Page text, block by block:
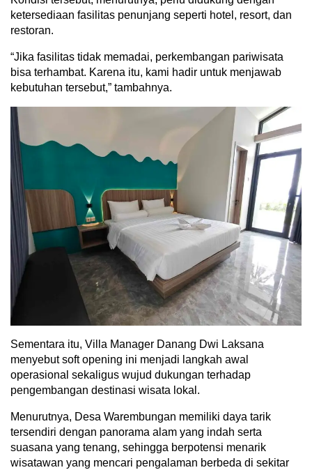
ketersediaan fasilitas penunjang seperti hotel, resort, dan
restoran.
“Jika fasilitas tidak memadai, perkembangan pariwisata
bisa terhambat. Karena itu, kami hadir untuk menjawab
kebutuhan tersebut,” tambahnya.
Sementara itu, Villa Manager Danang Dwi Laksana
menyebut soft opening ini menjadi langkah awal
operasional sekaligus wujud dukungan terhadap
pengembangan destinasi wisata lokal.
Menurutnya, Desa Warembungan memiliki daya tarik
tersendiri dengan panorama alam yang indah serta
suasana yang tenang, sehingga berpotensi menarik
wisatawan yang mencari pengalaman berbeda di sekitar